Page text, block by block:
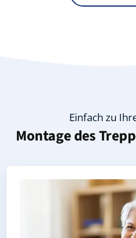
Einfach zu
Montage des
Persönliche